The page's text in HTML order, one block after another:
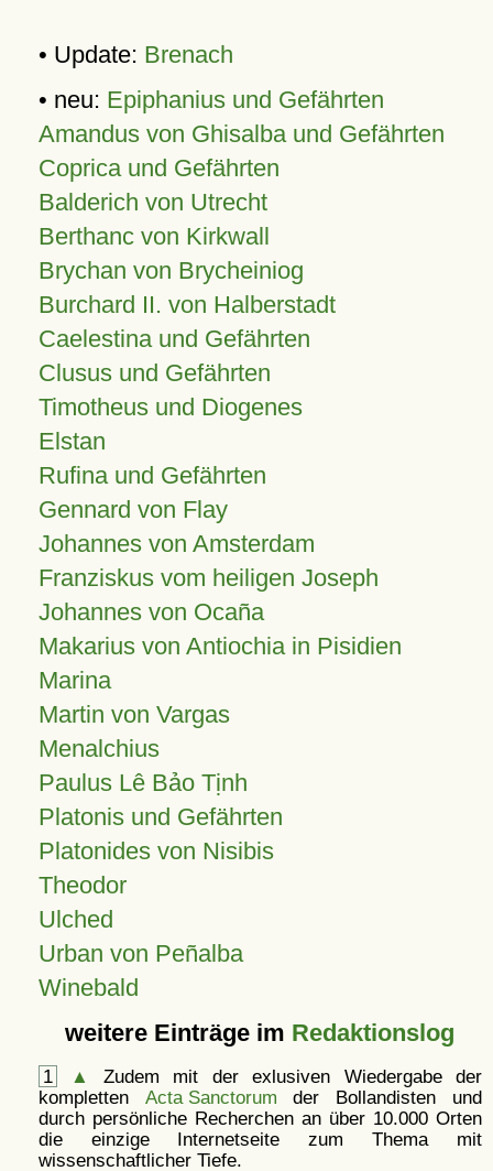
• Update: Brenach
• neu: Epiphanius und Gefährten
Amandus von Ghisalba und Gefährten
Coprica und Gefährten
Balderich von Utrecht
Berthanc von Kirkwall
Brychan von Brycheiniog
Burchard II. von Halberstadt
Caelestina und Gefährten
Clusus und Gefährten
Timotheus und Diogenes
Elstan
Rufina und Gefährten
Gennard von Flay
Johannes von Amsterdam
Franziskus vom heiligen Joseph
Johannes von Ocaña
Makarius von Antiochia in Pisidien
Marina
Martin von Vargas
Menalchius
Paulus Lê Bảo Tịnh
Platonis und Gefährten
Platonides von Nisibis
Theodor
Ulched
Urban von Peñalba
Winebald
weitere Einträge im Redaktionslog
1 ▲
Zudem mit der exlusiven Wiedergabe der
kompletten Acta Sanctorum der Bollandisten und
durch persönliche Recherchen an über 10.000 Orten
die einzige Internetseite zum Thema mit
wissenschaftlicher Tiefe.